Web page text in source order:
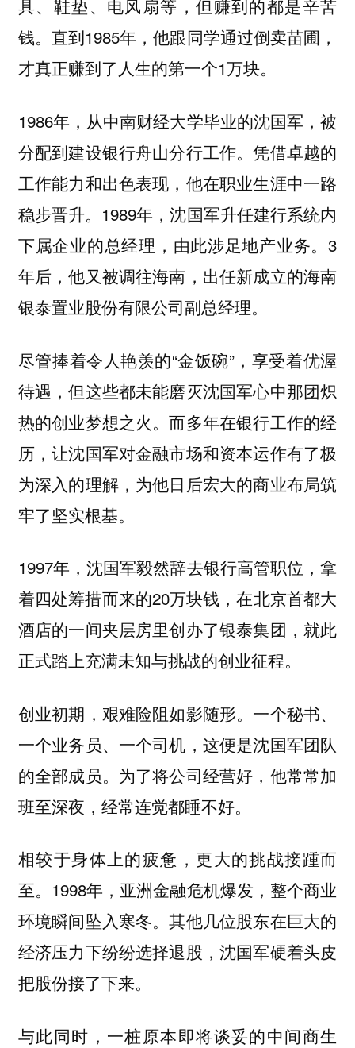
具、鞋垫、电风扇等，但赚到的都是辛苦
钱。直到1985年，他跟同学通过倒卖苗圃，
才真正赚到了人生的第一个1万块。
1986年，从中南财经大学毕业的沈国军，被
分配到建设银行舟山分行工作。凭借卓越的
工作能力和出色表现，他在职业生涯中一路
稳步晋升。1989年，沈国军升任建行系统内
下属企业的总经理，由此涉足地产业务。3
年后，他又被调往海南，出任新成立的海南
银泰置业股份有限公司副总经理。
尽管捧着令人艳羡的“金饭碗”，享受着优渥
待遇，但这些都未能磨灭沈国军心中那团炽
热的创业梦想之火。而多年在银行工作的经
历，让沈国军对金融市场和资本运作有了极
为深入的理解，为他日后宏大的商业布局筑
牢了坚实根基。
1997年，沈国军毅然辞去银行高管职位，拿
着四处筹措而来的20万块钱，在北京首都大
酒店的一间夹层房里创办了银泰集团，就此
正式踏上充满未知与挑战的创业征程。
创业初期，艰难险阻如影随形。一个秘书、
一个业务员、一个司机，这便是沈国军团队
的全部成员。为了将公司经营好，他常常加
班至深夜，经常连觉都睡不好。
相较于身体上的疲惫，更大的挑战接踵而
至。1998年，亚洲金融危机爆发，整个商业
环境瞬间坠入寒冬。其他几位股东在巨大的
经济压力下纷纷选择退股，沈国军硬着头皮
把股份接了下来。
与此同时，一桩原本即将谈妥的中间商生